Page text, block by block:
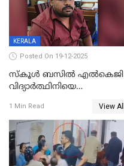
KERALA
Posted On 19-12-2025
സ്കൂൾ ബസിൽ എൽകെജി
വിദ്യാര്‍ത്ഥിനിയെ
ക്ലീനര്‍ പിടിയിൽ
1 Min Read View All